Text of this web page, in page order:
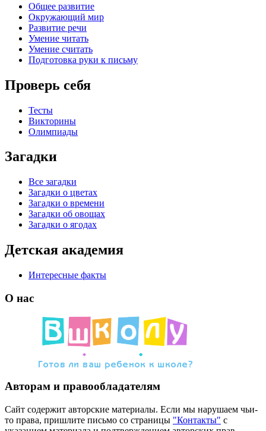
Общее развитие
Окружающий мир
Развитие речи
Умение читать
Умение считать
Подготовка руки к письму
Проверь себя
Тесты
Викторины
Олимпиады
Загадки
Все загадки
Загадки о цветах
Загадки о времени
Загадки об овощах
Загадки о ягодах
Детская академия
Интересные факты
О нас
Авторам и правообладателям
Сайт содержит авторские материалы. Если мы нарушаем чьи-
то права, пришлите письмо со страницы "Контакты" с